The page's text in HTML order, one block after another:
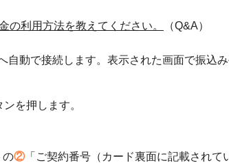
の利用方法を教えてください。 （Q&A）
自動で接続します。表示された画面で振込み
を押します。
の②「ご契約番号（カード裏面に記載されて